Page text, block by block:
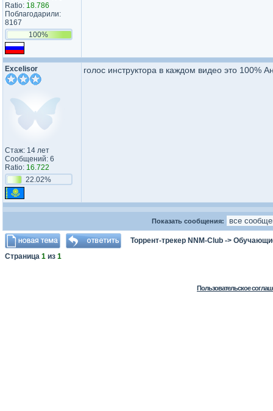
Ratio: 18.786
Поблагодарили:
8167
100%
Excelisor
Стаж: 14 лет
Сообщений: 6
Ratio: 16.722
22.02%
голос инструктора в каждом видео это 100%
Показать сообщения:
Торрент-трекер NNM-Club ->
Страница 1 из 1
Пользовательское